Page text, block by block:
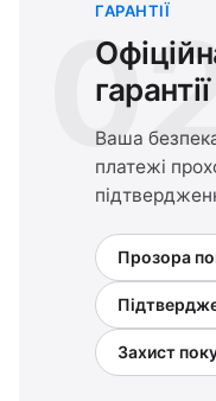
ГАРАНТІЇ
гарантії
Ваша
платежі
Прозора
Захист